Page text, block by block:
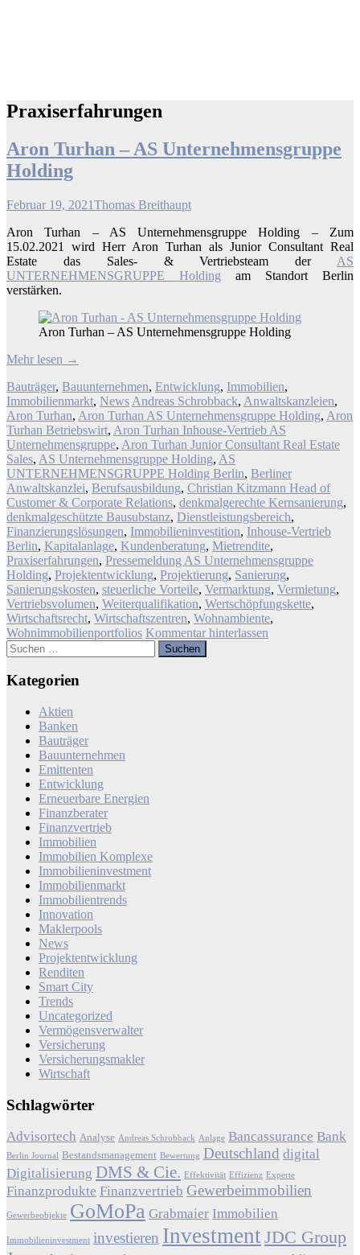
Praxiserfahrungen
Aron Turhan – AS Unternehmensgruppe
Holding
Februar 19, 2021Thomas Breithaupt
Aron Turhan – AS Unternehmensgruppe Holding – Zum
15.02.2021 wird Herr Aron Turhan als Junior Consultant Real
Estate das Sales- & Vertriebsteam der AS
UNTERNEHMENSGRUPPE Holding am Standort Berlin
verstärken.
Aron Turhan – AS Unternehmensgruppe Holding
Mehr lesen →
Bauträger, Bauunternehmen, Entwicklung, Immobilien,
Immobilienmarkt, News Andreas Schrobback, Anwaltskanzleien,
Aron Turhan, Aron Turhan AS Unternehmensgruppe Holding, Aron
Turhan Betriebswirt, Aron Turhan Inhouse-Vertrieb AS
Unternehmensgruppe, Aron Turhan Junior Consultant Real Estate
Sales, AS Unternehmensgruppe Holding, AS
UNTERNEHMENSGRUPPE Holding Berlin, Berliner
Anwaltskanzlei, Berufsausbildung, Christian Kitzmann Head of
Customer & Corporate Relations, denkmalgerechte Kernsanierung,
denkmalgeschützte Bausubstanz, Dienstleistungsbereich,
Finanzierungslösungen, Immobilieninvestition, Inhouse-Vertrieb
Berlin, Kapitalanlage, Kundenberatung, Mietrendite,
Praxiserfahrungen, Pressemeldung AS Unternehmensgruppe
Holding, Projektentwicklung, Projektierung, Sanierung,
Sanierungskosten, steuerliche Vorteile, Vermarktung, Vermietung,
Vertriebsvolumen, Weiterqualifikation, Wertschöpfungskette,
Wirtschaftsrecht, Wirtschaftszentren, Wohnambiente,
Wohnimmobilienportfolios Kommentar hinterlassen
Suchen
nach:
Kategorien
Aktien
Banken
Bauträger
Bauunternehmen
Emittenten
Entwicklung
Erneuerbare Energien
Finanzberater
Finanzvertrieb
Immobilien
Immobilien Komplexe
Immobilieninvestment
Immobilienmarkt
Immobilientrends
Innovation
Maklerpools
News
Projektentwicklung
Renditen
Smart City
Trends
Uncategorized
Vermögensverwalter
Versicherung
Versicherungsmakler
Wirtschaft
Schlagwörter
Advisortech Analyse Andreas Schrobback Anlage Bancassurance Bank
Berlin Journal Bestandsmanagement Bewertung Deutschland digital
Digitalisierung DMS & Cie. Effektivität Effizienz Experte
Finanzprodukte Finanzvertrieb Gewerbeimmobilien
Gewerbeobjekte GoMoPa Grabmaier Immobilien
Immobilieninvestment investieren Investment JDC Group